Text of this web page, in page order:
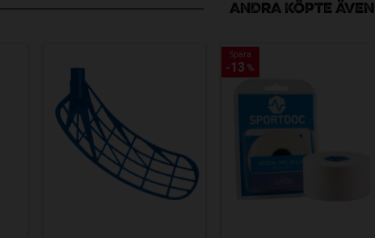
ANDRA KÖPTE ÄVEN
Spara
13 %
Spara
13 %